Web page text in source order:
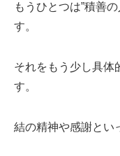
もうひとつは”積善
す。
それをもう少し具体
す。
結の精神や感謝とい